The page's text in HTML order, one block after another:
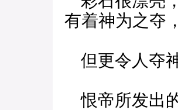
有着神为之夺
但更令人夺
恨帝所发出